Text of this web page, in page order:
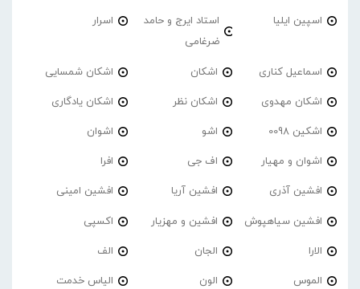
اسپین ایلیا
استاد ایرج و حامد
ضرغامی
اسرار
اسماعیل کناری اشکان اشکان شمسایی
اشکان مهدوی اشکان نظر اشکان یادگاری
اشکین 0098 اشو اشوان
اشوان و مهیار اف جی افرا
افشین آذری افشین آریا افشین امینی
افشین سیاهپوش افشین و مهزیار اکسپی
الارا الجان الف
الموس الون الیاس خدمت